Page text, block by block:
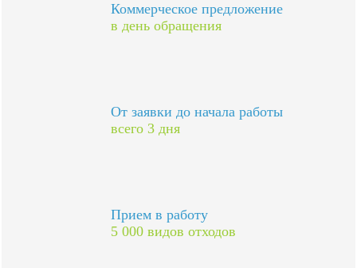
Коммерческое предложение
в день обращения
От заявки до начала работы
всего 3 дня
Прием в работу
5 000 видов отходов